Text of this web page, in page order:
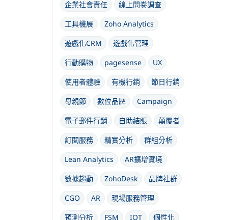
企業社會責任
線上問卷調查
工具機展
Zoho Analytics
遊戲化CRM
遊戲化管理
行動購物
pagesense
UX
使用者體驗
有機行銷
節日行銷
母親節
數位品牌
Campaign
電子郵件行銷
自助結賬
顛覆者
訂閱服務
精實分析
群組分析
Lean Analytics
AR擴增實境
數據趨動
ZohoDesk
品牌社群
CGO
AR
現場服務管理
預測分析
FSM IOT 個性化